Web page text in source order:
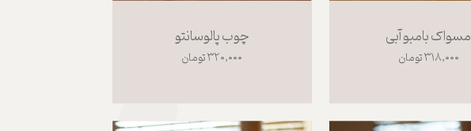
مسواک بامبو آبی
۳۱۸,۰۰۰ تومان
چوب پالوسانتو
۳۲۰,۰۰۰ تومان